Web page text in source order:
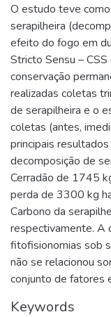
O estudo teve
serapilheira
efeito do fogo em
Stricto Sensu – CSS
conservação
realizadas coletas
de serapilheira e o
coletas (antes,
principais
decomposição de
Cerradão de 1745
perda de 3300 kg
Carbono da
respectivamente. A
fitofisionomias sob
não se relacionou
conjunto de fatores
Keywords